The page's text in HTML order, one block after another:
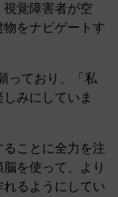
覚障害者が空
をナビゲートす
っており、「私
みにしていま
ことに全力を注
を使って、より
るようにしてい